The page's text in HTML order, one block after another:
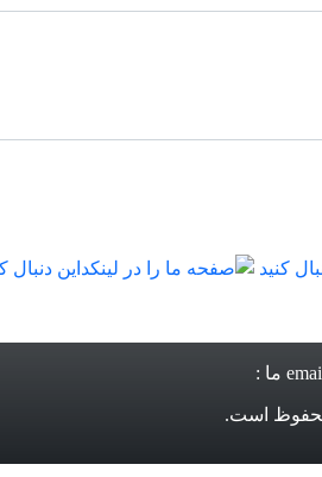
است.